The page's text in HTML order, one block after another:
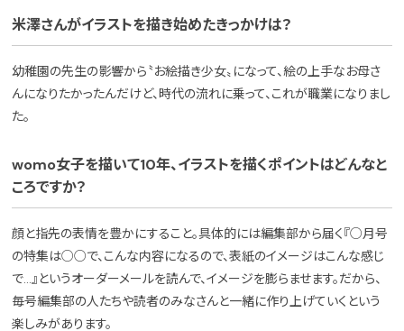
米澤さんがイラストを描き始めたきっかけは？
幼稚園の先生の影響から〝お絵描き少女〟になって、絵の上手なお母さ
んになりたかったんだけど、時代の流れに乗って、これが職業になりまし
た。
womo女子を描いて10年、イラストを描くポイントはどんなと
ころですか？
顔と指先の表情を豊かにすること。具体的には編集部から届く『○月号
の特集は○○で、こんな内容になるので、表紙のイメージはこんな感じ
で…』というオーダーメールを読んで、イメージを膨らませます。だから、
毎号編集部の人たちや読者のみなさんと一緒に作り上げていくという
楽しみがあります。